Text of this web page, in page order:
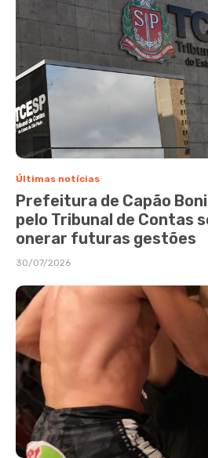
Últimas notícias
Prefeitura de Capão
pelo Tribunal de Contas
onerar futuras gestões
30/07/2026